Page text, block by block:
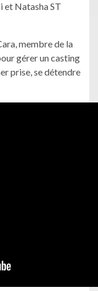
et Natasha ST
membre de la
gérer un casting
prise, se détendre